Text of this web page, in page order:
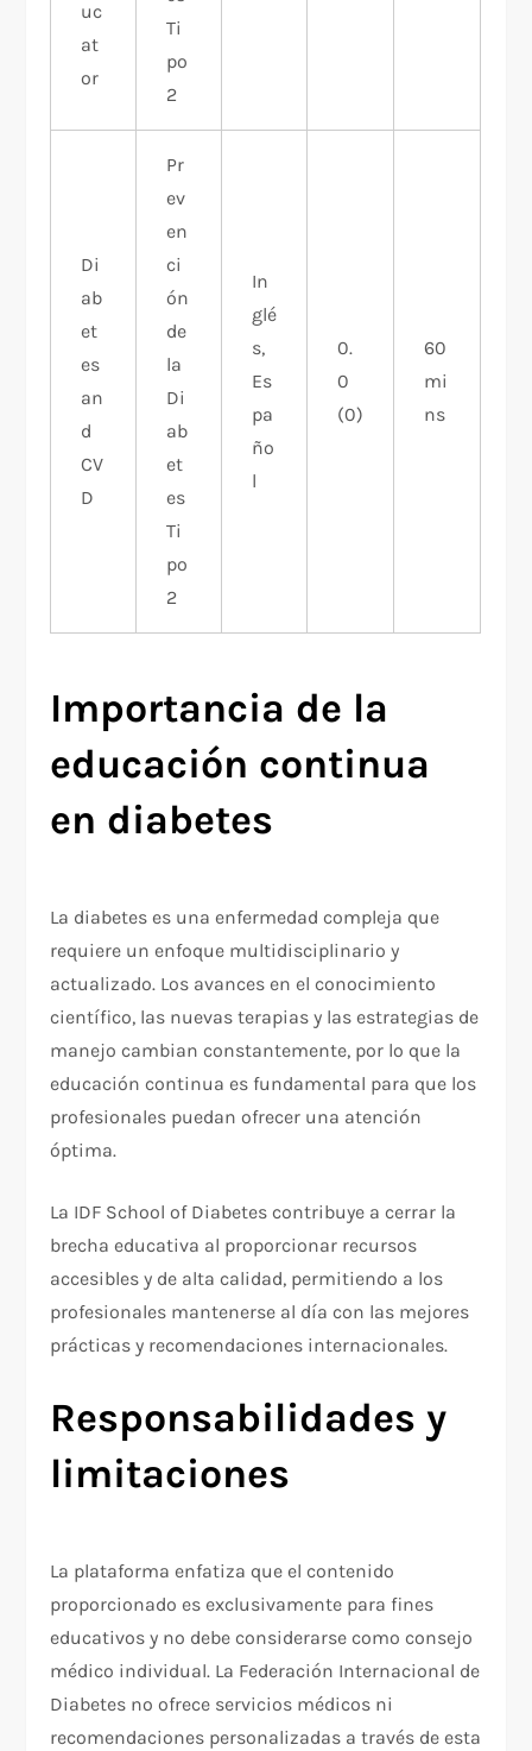
uc
at
or
Ti
po
2
Di
ab
et
es
an
d
CV
D
Pr
ev
en
ci
ón
de
la
Di
ab
et
es
Ti
po
2
In
glé
s,
Es
pa
ño
l
0.
0
(0)
60
mi
ns
Importancia de la
educación continua
en diabetes
La diabetes es una enfermedad compleja que
requiere un enfoque multidisciplinario y
actualizado. Los avances en el conocimiento
científico, las nuevas terapias y las estrategias de
manejo cambian constantemente, por lo que la
educación continua es fundamental para que los
profesionales puedan ofrecer una atención
óptima.
La IDF School of Diabetes contribuye a cerrar la
brecha educativa al proporcionar recursos
accesibles y de alta calidad, permitiendo a los
profesionales mantenerse al día con las mejores
prácticas y recomendaciones internacionales.
Responsabilidades y
limitaciones
La plataforma enfatiza que el contenido
proporcionado es exclusivamente para fines
educativos y no debe considerarse como consejo
médico individual. La Federación Internacional de
Diabetes no ofrece servicios médicos ni
recomendaciones personalizadas a través de esta